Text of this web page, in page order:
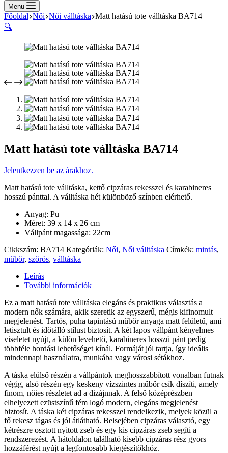
cartMenu
Főoldal Női Női válltáska Matt hatású tote válltáska BA714
🔍
Matt hatású tote válltáska BA714
Jelentkezzen be az árakhoz.
Matt hatású tote válltáska, kettő cipzáras rekesszel és karabineres
hosszú pánttal. A válltáska hét különböző színben elérhető.
Anyag: Pu
Méret: 39 x 14 x 26 cm
Vállpánt magassága: 22cm
Cikkszám: BA714 Kategóriák: Női, Női válltáska Címkék: mintás,
műbőr, szőrös, válltáska
Leírás
További információk
Ez a matt hatású tote válltáska elegáns és praktikus választás a
modern nők számára, akik szeretik az egyszerű, mégis kifinomult
megjelenést. Tartós, puha tapintású műbőr anyaga matt felületű, ami
letisztult és időtálló stílust biztosít. A két lapos vállpánt kényelmes
viseletet nyújt, a külön levehető, karabineres hosszú pánt pedig
többféle hordási lehetőséget kínál. Formáját jól tartja, így ideális
mindennapi használatra, munkába vagy városi sétákhoz.
A táska elülső részén a vállpántok meghosszabbított vonalban futnak
végig, alsó részén egy keskeny vízszintes műbőr csík díszíti, amely
finom, nőies részletet ad a dizájnnak. A felső középrészben
elhelyezett ezüstszínű fém logó modern, elegáns megjelenést
biztosít. A táska két cipzáras rekesszel rendelkezik, melyek közül a
fő rekesz tágas és jól átlátható. Belsejében cipzáras választó, egy
kétrészre osztott nyitott zseb és egy kis cipzáras zseb segíti a
rendszerezést. A hátoldalon található kisebb cipzáras rész gyors
hozzáférést nyújt a legfontosabb kiegészítőkhöz.